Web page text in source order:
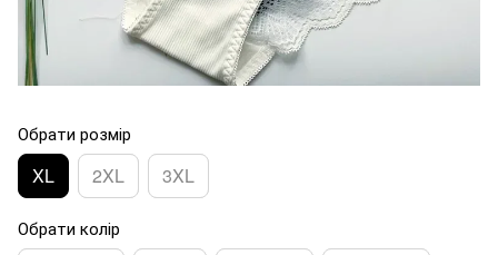
Обрати розмір
XL 2XL 3XL
Обрати колір